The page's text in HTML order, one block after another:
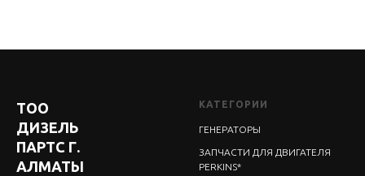
ТОО
ДИЗЕЛЬ
ПАРТС Г.
АЛМАТЫ
КАТЕГОРИИ
ГЕНЕРАТОРЫ
ЗАПЧАСТИ ДЛЯ ДВИГАТЕЛЯ
PERKINS*